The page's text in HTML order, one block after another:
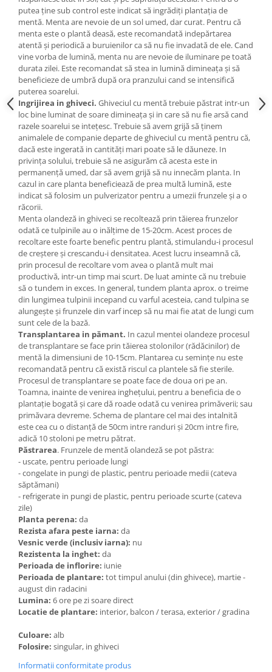
putea ține sub control este indicat să ingrădiți plantația de
mentă. Menta are nevoie de un sol umed, dar curat. Pentru că
menta este o plantă deasă, este recomandată indepărtarea
atentă și periodică a buruienilor ca să nu fie invadată de ele. Cand
vine vorba de lumină, menta nu are nevoie de iluminare pe toată
durata zilei. Este recomandat să stea in lumină dimineața și să
beneficieze de umbră după ora pranzului cand se intensifică
puterea soarelui.
Ingrijirea in ghiveci. Ghiveciul cu mentă trebuie păstrat intr-un
loc bine luminat de soare dimineața și in care să nu fie arsă cand
razele soarelui se intețesc. Trebuie să avem grijă să ținem
animalele de companie departe de ghiveciul cu mentă pentru că,
dacă este ingerată in cantități mari poate să le dăuneze. In
privința solului, trebuie să ne asigurăm că acesta este in
permanență umed, dar să avem grijă să nu innecăm planta. In
cazul in care planta beneficiează de prea multă lumină, este
indicat să folosim un pulverizator pentru a umezii frunzele și a o
răcorii.
Menta olandeză in ghiveci se recoltează prin tăierea frunzelor
odată ce tulpinile au o inălțime de 15-20cm. Acest proces de
recoltare este foarte benefic pentru plantă, stimulandu-i procesul
de creștere și crescandu-i densitatea. Acest lucru inseamnă că,
prin procesul de recoltare vom avea o plantă mult mai
productivă, intr-un timp mai scurt. De luat aminte că nu trebuie
să o tundem in exces. In general, tundem planta aprox. o treime
din lungimea tulpinii incepand cu varful acesteia, cand tulpina se
alungește și frunzele din varf incep să nu mai fie atat de lungi cum
sunt cele de la bază.
Transplantarea in pămant. In cazul mentei olandeze procesul
de transplantare se face prin tăierea stolonilor (rădăcinilor) de
mentă la dimensiuni de 10-15cm. Plantarea cu semințe nu este
recomandată pentru că există riscul ca plantele să fie sterile.
Procesul de transplantare se poate face de doua ori pe an.
Toamna, inainte de venirea inghețului, pentru a beneficia de o
plantație bogată și care dă roade odată cu venirea primăverii;sau
primăvara devreme. Schema de plantare cel mai des intalnită
este cea cu o distanță de 50cm intre randuri și 20cm intre fire,
adică 10 stoloni pe metru pătrat.
Păstrarea. Frunzele de mentă olandeză se pot păstra:
- uscate, pentru perioade lungi
- congelate in pungi de plastic, pentru perioade medii (cateva
săptămani)
- refrigerate in pungi de plastic, pentru perioade scurte (cateva
zile)
Planta perena: da
Rezista afara peste iarna: da
Vesnic verde (inclusiv iarna): nu
Rezistenta la inghet: da
Perioada de inflorire: iunie
Perioada de plantare: tot timpul anului (din ghivece), martie -
august din radacini
Lumina: 6 ore pe zi soare direct
Locatie de plantare: interior, balcon / terasa, exterior / gradina
Culoare: alb
Folosire: singular, in ghiveci
Informatii conformitate produs